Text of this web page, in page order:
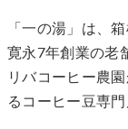
「一の湯」は、
寛永7年創業の老
リバコーヒー農
るコーヒー豆専門